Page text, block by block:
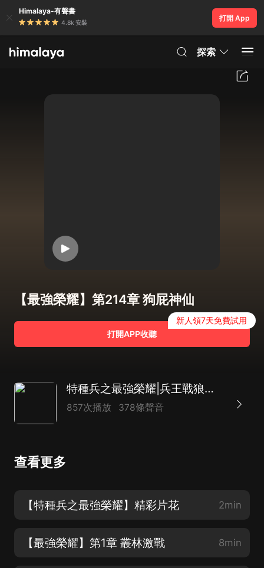
Himalaya-有聲書
4.8k 安裝
打開 App
探索
【最強榮耀】第214章 狗屁神仙
打開APP收聽
新人領7天免費試用
特種兵之最強榮耀|兵王戰狼殺手暗殺軍事AI
857次播放 378條聲音
查看更多
【特種兵之最強榮耀】精彩片花 2min
【最強榮耀】第1章 叢林激戰 8min